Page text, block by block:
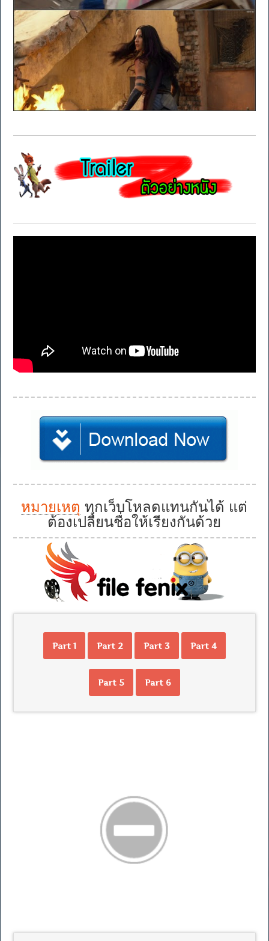
หมายเหตุ ทุกเว็บโหลดแทนกันได้ แต่
ต้องเปลี่ยนชื่อให้เรียงกันด้วย
Part 1 Part 2 Part 3 Part 4
Part 5 Part 6